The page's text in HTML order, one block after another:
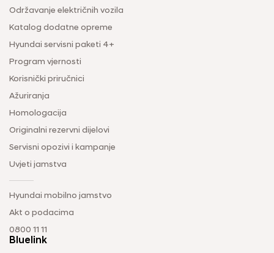
Održavanje električnih vozila
Katalog dodatne opreme
Hyundai servisni paketi 4+
Program vjernosti
Korisnički priručnici
Ažuriranja
Homologacija
Originalni rezervni dijelovi
Servisni opozivi i kampanje
Uvjeti jamstva
Hyundai mobilno jamstvo
Akt o podacima
0800 11 11
Bluelink